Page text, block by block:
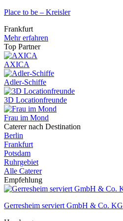
Place to be – Kreisler
Frankfurt
Mehr erfahren
Top Partner
AXICA
Adler-Schiffe
3D Locationfreunde
Frau im Mond
Caterer nach Destination
Berlin
Frankfurt
Potsdam
Ruhrgebiet
Alle Caterer
Empfehlung
Gerresheim serviert GmbH & Co. KG